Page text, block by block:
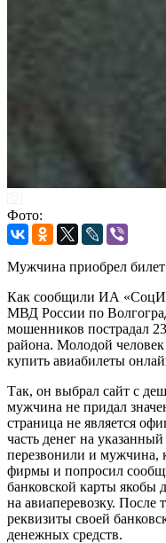
Фото:
Мужчина приобрел
Как сообщили ИА
МВД России по
мошенников пострадал
района. Молодой
купить авиабилеты
Так, он выбрал сайт с
мужчина не придал
страница не является
часть денег на
перезвонили и мужчина,
фирмы и попросил
банковской карты якобы
на авиаперевозку. После
реквизиты своей
денежных средств.